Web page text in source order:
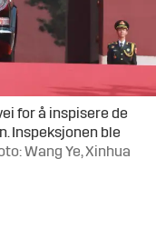
for å inspisere de
Inspeksjonen ble
Wang Ye, Xinhua